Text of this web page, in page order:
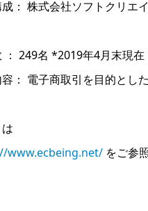
： 株式会社ソフトクリエ
： 249名 *2019年4月末現在
： 電子商取引を目的とし
www.ecbeing.net/ をご参